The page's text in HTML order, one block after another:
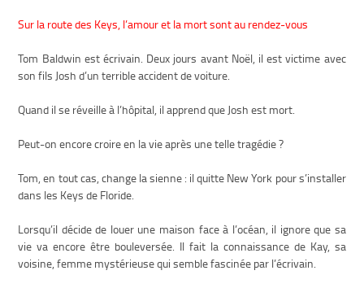
Sur la route des Keys, l’amour et la mort sont au rendez-vous
Tom Baldwin est écrivain. Deux jours avant Noël, il est victime avec
son fils Josh d’un terrible accident de voiture.
Quand il se réveille à l’hôpital, il apprend que Josh est mort.
Peut-on encore croire en la vie après une telle tragédie ?
Tom, en tout cas, change la sienne : il quitte New York pour s’installer
dans les Keys de Floride.
Lorsqu’il décide de louer une maison face à l’océan, il ignore que sa
vie va encore être bouleversée. Il fait la connaissance de Kay, sa
voisine, femme mystérieuse qui semble fascinée par l’écrivain.